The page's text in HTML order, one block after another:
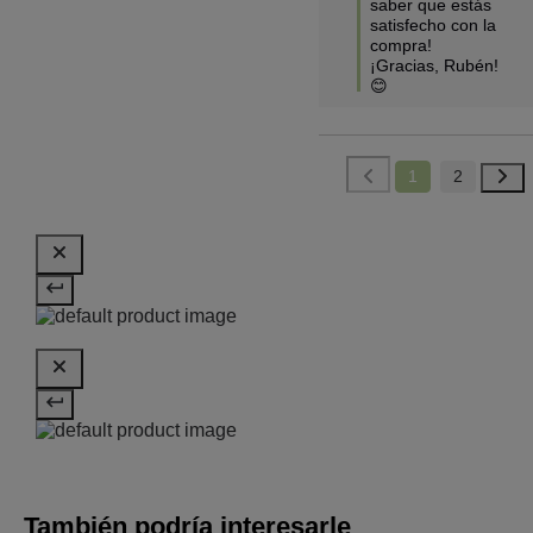
saber que estás
satisfecho con la
compra!
¡Gracias, Rubén!
😊
1 2
También podría interesarle